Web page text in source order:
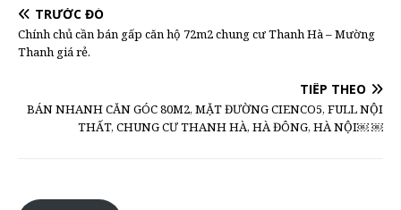
TRƯỚC ĐÓ
Chính chủ cần bán gấp căn hộ 72m2 chung cư Thanh Hà – Mường
Thanh giá rẻ.
TIẾP THEO
BÁN NHANH CĂN GÓC 80M2, MẶT ĐƯỜNG CIENCO5, FULL NỘI
THẤT, CHUNG CƯ THANH HÀ, HÀ ĐÔNG, HÀ NỘI￼ ￼